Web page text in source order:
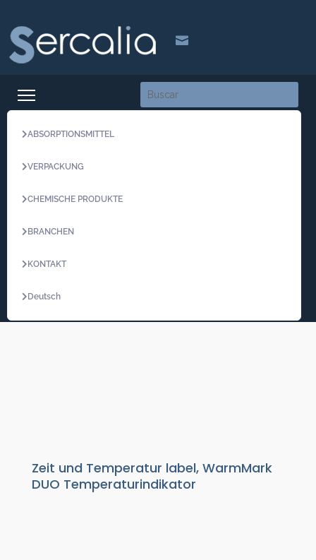

ABSORPTIONSMITTEL
VERPACKUNG
CHEMISCHE PRODUKTE
BRANCHEN
KONTAKT
Deutsch
Zeit und Temperatur label, WarmMark
DUO Temperaturindikator